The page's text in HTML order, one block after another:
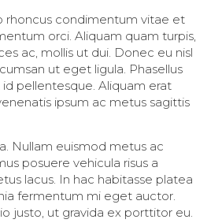
rhoncus condimentum vitae et
orci. Aliquam quam turpis,
ac, mollis ut dui. Donec eu nisl
ut eget ligula. Phasellus
pellentesque. Aliquam erat
ipsum ac metus sagittis
Nullam euismod metus ac
posuere vehicula risus a
lacus. In hac habitasse platea
fermentum mi eget auctor.
justo, ut gravida ex porttitor eu.